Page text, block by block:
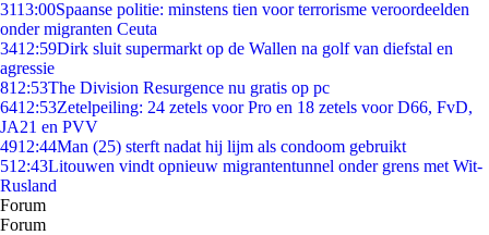
3113:00Spaanse politie: minstens tien voor terrorisme veroordeelden
onder migranten Ceuta
3412:59Dirk sluit supermarkt op de Wallen na golf van diefstal en
agressie
812:53The Division Resurgence nu gratis op pc
6412:53Zetelpeiling: 24 zetels voor Pro en 18 zetels voor D66, FvD,
JA21 en PVV
4912:44Man (25) sterft nadat hij lijm als condoom gebruikt
512:43Litouwen vindt opnieuw migrantentunnel onder grens met Wit-
Rusland
Forum
Forum